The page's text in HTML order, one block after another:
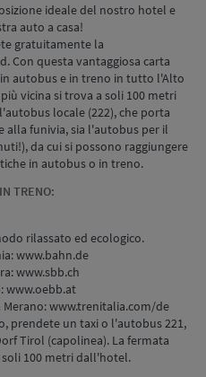
ideale del nostro hotel e
auto a casa!
gratuitamente la
Con questa vantaggiosa carta
autobus e in treno in tutto l'Alto
vicina si trova a soli 100 metri
locale (222), che porta
alla funivia, sia l'autobus per il
da cui si possono raggiungere
in autobus o in treno.
TRENO:
rilassato ed ecologico.
www.bahn.de
www.sbb.ch
www.oebb.at
www.trenitalia.com/de
prendete un taxi o l'autobus 221,
Tirol (capolinea). La fermata
100 metri dall'hotel.